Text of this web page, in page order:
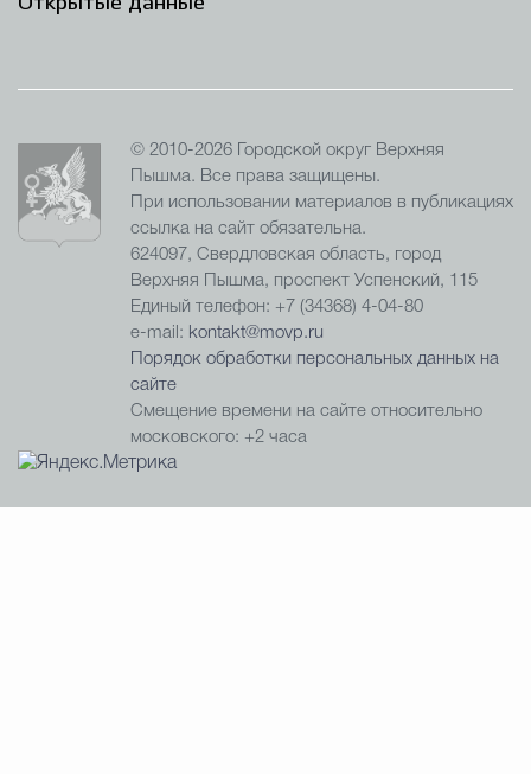
© 2010-2026 Городской округ Верхняя
Пышма. Все права защищены.
При использовании материалов в публикациях
ссылка на сайт обязательна.
624097, Свердловская область, город
Верхняя Пышма, проспект Успенский, 115
Единый телефон: +7 (34368) 4-04-80
e-mail: kontakt@movp.ru
Порядок обработки персональных данных на
сайте
Смещение времени на сайте относительно
московского: +2 часа